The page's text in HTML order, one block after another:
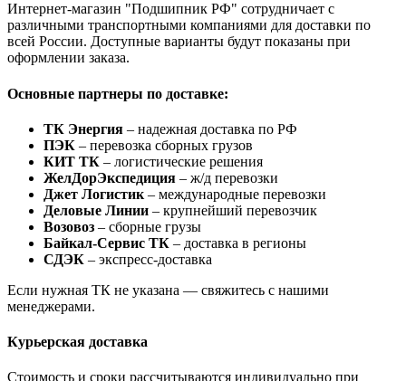
Интернет-магазин "Подшипник РФ" сотрудничает с
различными транспортными компаниями для доставки по
всей России. Доступные варианты будут показаны при
оформлении заказа.
Основные партнеры по доставке:
ТК Энергия – надежная доставка по РФ
ПЭК – перевозка сборных грузов
КИТ ТК – логистические решения
ЖелДорЭкспедиция – ж/д перевозки
Джет Логистик – международные перевозки
Деловые Линии – крупнейший перевозчик
Возовоз – сборные грузы
Байкал-Сервис ТК – доставка в регионы
СДЭК – экспресс-доставка
Если нужная ТК не указана — свяжитесь с нашими
менеджерами.
Курьерская доставка
Стоимость и сроки рассчитываются индивидуально при